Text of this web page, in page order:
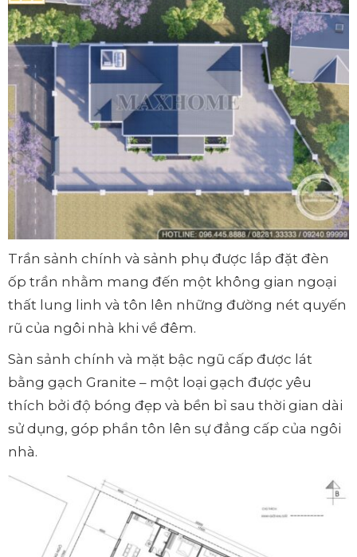
Trần sảnh chính và sảnh phụ được lắp đặt đèn
ốp trần nhằm mang đến một không gian ngoại
thất lung linh và tôn lên những đường nét quyến
rũ của ngôi nhà khi về đêm.
Sàn sảnh chính và mặt bậc ngũ cấp được lát
bằng gạch Granite – một loại gạch được yêu
thích bởi độ bóng đẹp và bền bỉ sau thời gian dài
sử dụng, góp phần tôn lên sự đẳng cấp của ngôi
nhà.